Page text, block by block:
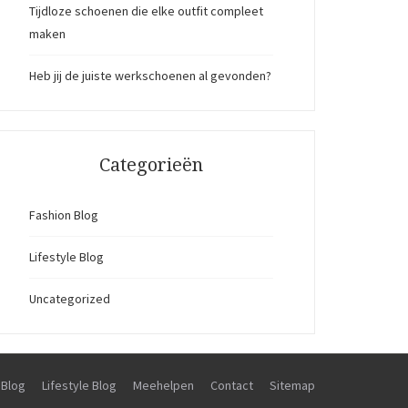
Tijdloze schoenen die elke outfit compleet
maken
Heb jij de juiste werkschoenen al gevonden?
Categorieën
Fashion Blog
Lifestyle Blog
Uncategorized
Lifestyle Blog Meehelpen Contact Sitemap